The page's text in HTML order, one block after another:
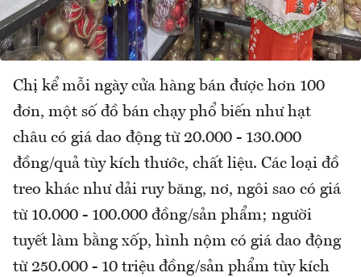
Chị kể mỗi ngày cửa hàng bán được hơn 100
đơn, một số đồ bán chạy phổ biến như hạt
châu có giá dao động từ 20.000 - 130.000
đồng/quả tùy kích thước, chất liệu. Các loại đồ
treo khác như dải ruy băng, nơ, ngôi sao có giá
từ 10.000 - 100.000 đồng/sản phẩm; người
tuyết làm bằng xốp, hình nộm có giá dao động
từ 250.000 - 10 triệu đồng/sản phẩm tùy kích